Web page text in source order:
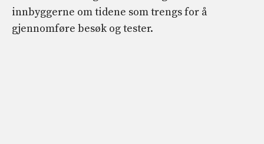
innbyggerne om tidene som trengs for å
gjennomføre besøk og tester.